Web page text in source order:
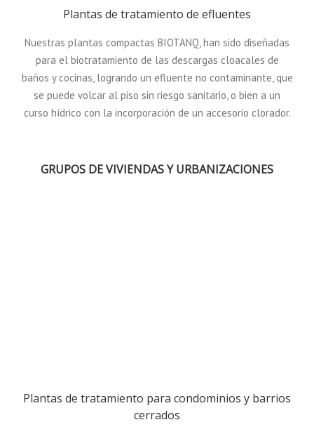
Plantas de tratamiento de efluentes
Nuestras plantas compactas BIOTANQ, han sido diseñadas
para el biotratamiento de las descargas cloacales de
baños y cocinas, logrando un efluente no contaminante, que
se puede volcar al piso sin riesgo sanitario, o bien a un
curso hídrico con la incorporación de un accesorio clorador.
GRUPOS DE VIVIENDAS Y URBANIZACIONES
Plantas de tratamiento para condominios y barrios
cerrados